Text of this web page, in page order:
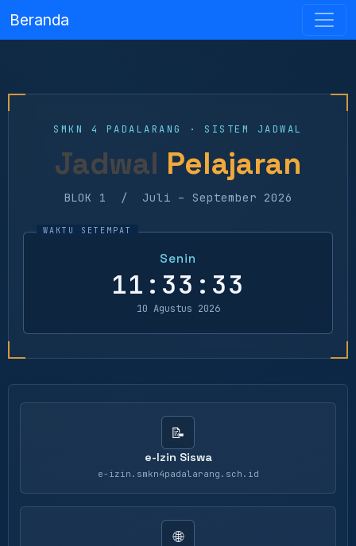
Beranda
SMKN 4 PADALARANG · SISTEM JADWAL
Jadwal Pelajaran
BLOK 1 / Juli – September 2026
Senin
11:33:33
10 Agustus 2026
📝
e-Izin Siswa
e-izin.smkn4padalarang.sch.id
🌐